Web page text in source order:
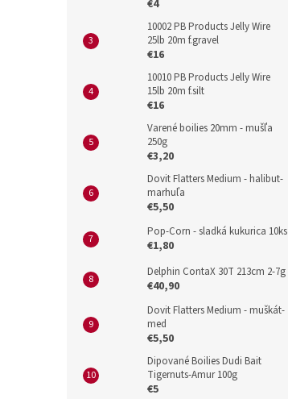
€4
10002 PB Products Jelly Wire
25lb 20m f.gravel
€16
10010 PB Products Jelly Wire
15lb 20m f.silt
€16
Varené boilies 20mm - mušľa
250g
€3,20
Dovit Flatters Medium - halibut-
marhuľa
€5,50
Pop-Corn - sladká kukurica 10ks
€1,80
Delphin ContaX 30T 213cm 2-7g
€40,90
Dovit Flatters Medium - muškát-
med
€5,50
Dipované Boilies Dudi Bait
Tigernuts-Amur 100g
€5